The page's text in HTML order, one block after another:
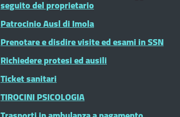
seguito del proprietario
Patrocinio Ausl di Imola
Prenotare e disdire visite ed esami in SSN
Richiedere protesi ed ausili
Ticket sanitari
TIROCINI PSICOLOGIA